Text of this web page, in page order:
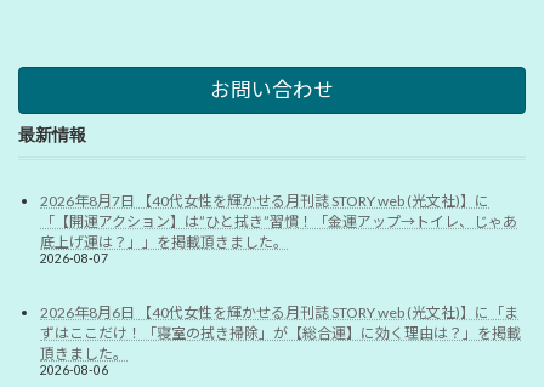
お問い合わせ
最新情報
2026年8月7日 【40代女性を輝かせる月刊誌 STORY web (光文社)】に
「【開運アクション】は”ひと拭き”習慣！「金運アップ→トイレ、じゃあ
底上げ運は？」」を掲載頂きました。
2026-08-07
2026年8月6日 【40代女性を輝かせる月刊誌 STORY web (光文社)】に「ま
ずはここだけ！「寝室の拭き掃除」が【総合運】に効く理由は？」を掲載
頂きました。
2026-08-06